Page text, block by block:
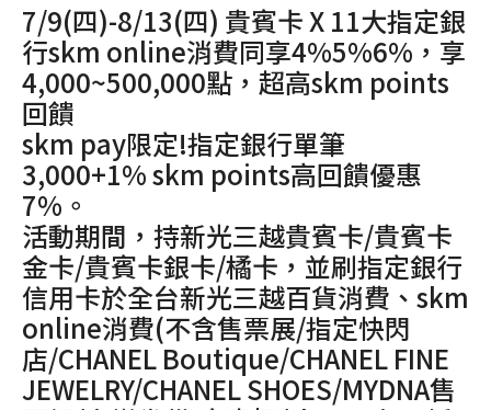
7/9(四)-8/13(四) 貴賓卡 X 11大指定銀
行skm online消費同享4%5%6%，享
4,000~500,000點，超高skm points
回饋
skm pay限定!指定銀行單筆
3,000+1% skm points高回饋優惠
7%。
活動期間，持新光三越貴賓卡/貴賓卡
金卡/貴賓卡銀卡/橘卡，並刷指定銀行
信用卡於全台新光三越百貨消費、skm
online消費(不含售票展/指定快閃
店/CHANEL Boutique/CHANEL FINE
JEWELRY/CHANEL SHOES/MYDNA售